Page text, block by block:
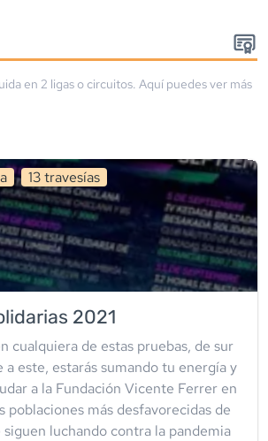
en 2 ligas o circuitos. Aquí puedes ver más
13travesías
2021
cualquiera de estas pruebas, de sur
a este, estarás sumando tu energía y
a la Fundación Vicente Ferrer en
poblaciones más desfavorecidas de
siguen luchando contra la pandemia